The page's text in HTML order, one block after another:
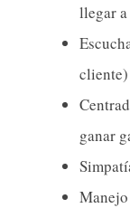
llegar
cliente)
ganar